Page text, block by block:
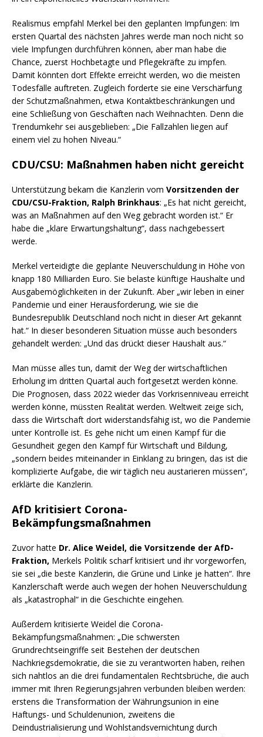
Realismus empfahl Merkel bei den geplanten Impfungen: Im
ersten Quartal des nächsten Jahres werde man noch nicht so
viele Impfungen durchführen können, aber man habe die
Chance, zuerst Hochbetagte und Pflegekräfte zu impfen.
Damit könnten dort Effekte erreicht werden, wo die meisten
Todesfälle auftreten. Zugleich forderte sie eine Verschärfung
der Schutzmaßnahmen, etwa Kontaktbeschränkungen und
eine Schließung von Geschäften nach Weihnachten. Denn die
Trendumkehr sei ausgeblieben: „Die Fallzahlen liegen auf
einem viel zu hohen Niveau.“
CDU/CSU: Maßnahmen haben nicht gereicht
Unterstützung bekam die Kanzlerin vom Vorsitzenden der
CDU/CSU-Fraktion, Ralph Brinkhaus: „Es hat nicht gereicht,
was an Maßnahmen auf den Weg gebracht worden ist.“ Er
habe die „klare Erwartungshaltung“, dass nachgebessert
werde.
Merkel verteidigte die geplante Neuverschuldung in Höhe von
knapp 180 Milliarden Euro. Sie belaste künftige Haushalte und
Ausgabemöglichkeiten in der Zukunft. Aber „wir leben in einer
Pandemie und einer Herausforderung, wie sie die
Bundesrepublik Deutschland noch nicht in dieser Art gekannt
hat.“ In dieser besonderen Situation müsse auch besonders
gehandelt werden: „Und das drückt dieser Haushalt aus.“
Man müsse alles tun, damit der Weg der wirtschaftlichen
Erholung im dritten Quartal auch fortgesetzt werden könne.
Die Prognosen, dass 2022 wieder das Vorkrisenniveau erreicht
werden könne, müssten Realität werden. Weltweit zeige sich,
dass die Wirtschaft dort widerstandsfähig ist, wo die Pandemie
unter Kontrolle ist. Es gehe nicht um einen Kampf für die
Gesundheit gegen den Kampf für Wirtschaft und Bildung,
„sondern beides miteinander in Einklang zu bringen, das ist die
komplizierte Aufgabe, die wir täglich neu austarieren müssen“,
erklärte die Kanzlerin.
AfD kritisiert Corona-
Bekämpfungsmaßnahmen
Zuvor hatte Dr. Alice Weidel, die Vorsitzende der AfD-
Fraktion, Merkels Politik scharf kritisiert und ihr vorgeworfen,
sie sei „die beste Kanzlerin, die Grüne und Linke je hatten“. Ihre
Kanzlerschaft werde auch wegen der hohen Neuverschuldung
als „katastrophal“ in die Geschichte eingehen.
Außerdem kritisierte Weidel die Corona-
Bekämpfungsmaßnahmen: „Die schwersten
Grundrechtseingriffe seit Bestehen der deutschen
Nachkriegsdemokratie, die sie zu verantworten haben, reihen
sich nahtlos an die drei fundamentalen Rechtsbrüche, die auch
immer mit Ihren Regierungsjahren verbunden bleiben werden:
erstens die Transformation der Währungsunion in eine
Haftungs- und Schuldenunion, zweitens die
Deindustrialisierung und Wohlstandsvernichtung durch